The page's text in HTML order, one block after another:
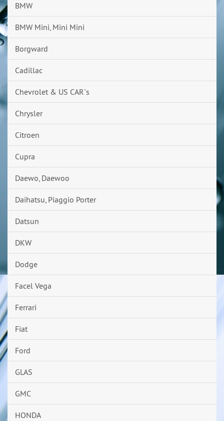
BMW
BMW Mini, Mini Mini
Borgward
Cadillac
Chevrolet & US CAR`s
Chrysler
Citroen
Cupra
Daewo, Daewoo
Daihatsu, Piaggio Porter
Datsun
DKW
Dodge
Facel Vega
Ferrari
Fiat
Ford
GLAS
GMC
HONDA